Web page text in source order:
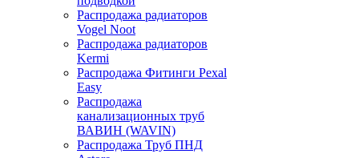
Распродажа радиаторов
Vogel Noot
Распродажа радиаторов
Kermi
Распродажа Фитинги Pexal
Easy
Распродажа
канализационных труб
ВАВИН (WAVIN)
Распродажа Труб ПНД